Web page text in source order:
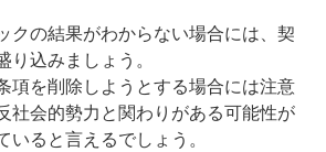
クの結果がわからない場合には、契
込みましょう。
項を削除しようとする場合には注意
社会的勢力と関わりがある可能性が
ると言えるでしょう。